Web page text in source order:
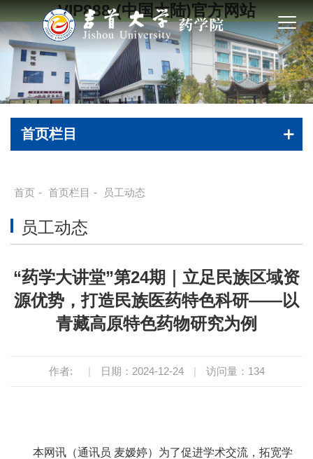
VIP888·(中国大陆)官方网站
首页栏目
首页 - 首页栏目 - 员工动态
员工动态
“药学大讲堂”第24期｜立足民族区域资
源优势，打造民族医药特色科研——以
青藏高原特色药物研究为例
作者: | 日期：2024-12-24 | 访问量： 134
本网讯（通讯员 麦嫒婷）为了促进学术交流，拓宽学